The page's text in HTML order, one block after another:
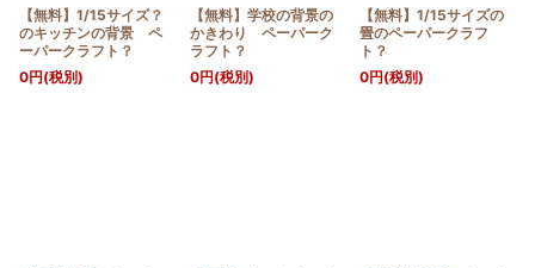
【無料】1/15サイズ？
のキッチンの背景 ペ
ーパークラフト？
0円(税別)
【無料】学校の背景の
かきわり ペーパーク
ラフト？
0円(税別)
【無料】1/15サイズの
畳のペーパークラフ
ト？
0円(税別)